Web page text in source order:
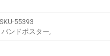
55393
バンドポスター,